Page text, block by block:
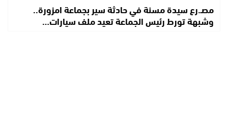
مصـ.رع سيدة مسنة في حادثة سير بجماعة امزورة..
وشبهة تورط رئيس الجماعة تعيد ملف سيارات…